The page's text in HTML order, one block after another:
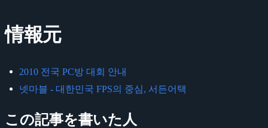
情報元
2010 전국 PC방 대회 안내
넷마블 - 대한민국 FPS의 중심, 서든어택
この記事を書いた人